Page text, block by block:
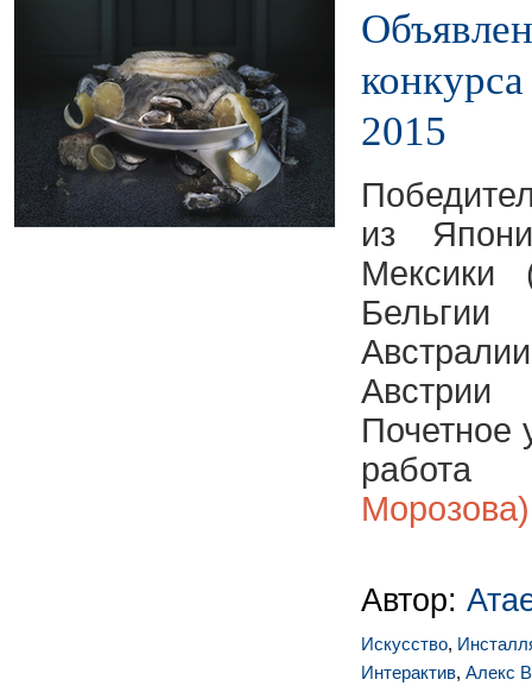
2015
из
Мексики
Австрии
Почетное
работа
Морозова)
Автор:
Искусство,
Интерактив, Алекс